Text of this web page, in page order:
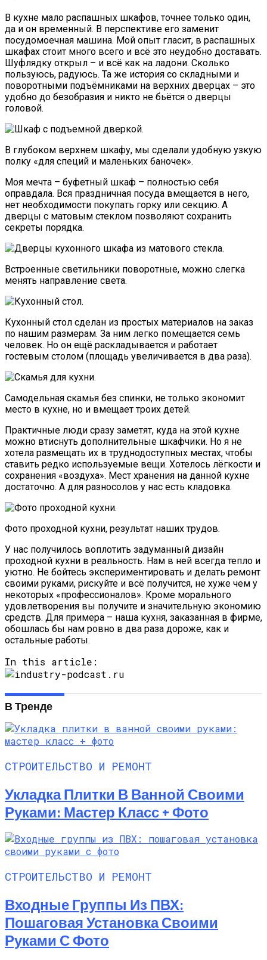
В кухне мало распашных шкафов, точнее только один,
да и он временный. В перспективе его заменит
посудомоечная машина. Мой опыт гласит, в распашных
шкафах стоит много всего и всё это неудобно доставать.
Шуфлядку открыл – и всё как на ладони. Сколько
пользуюсь, радуюсь. Та же история со складными и
поворотными подъёмниками на верхних дверцах – это
удобно до безобразия и никто не бьётся о дверцы
головой.
В глубоком верхнем шкафу, мы сделали удобную узкую
полку «для специй и маленьких баночек».
Моя мечта – буфетный шкаф – полностью себя
оправдала. Вся праздничная посуда вмещается в него,
нет необходимости покупать горку или секцию. А
дверцы с матовым стеклом позволяют сохранить
секреты порядка.
Встроенные светильники поворотные, можно слегка
менять направление света.
Кухонный стол сделан из простых материалов на заказ
по нашим размерам. За ним легко помещается семь
человек. Но он ещё раскладывается и работает
гостевым столом (площадь увеличивается в два раза).
Самодельная скамья без спинки, не только экономит
место в кухне, но и вмещает троих детей.
Практичные люди сразу заметят, куда на этой кухне
можно втиснуть дополнительные шкафчики. Но я не
хотела размещать их в труднодоступных местах, чтобы
ставить редко используемые вещи. Хотелось лёгкости и
сохранения «воздуха». Мест хранения на данной кухне
достаточно. А для разносолов у нас есть кладовка.
Фото проходной кухни, результат наших трудов.
У нас получилось воплотить задуманный дизайн
проходной кухни в реальность. Нам в ней всегда тепло и
уютно. Не бойтесь экспериментировать и делать ремонт
своими руками, рискуйте и всё получится, не хуже чем у
некоторых «профессионалов». Кроме морального
удовлетворения вы получите и значительную экономию
средств. Для примера – наша кухня, заказанная в фирме,
обошлась бы нам ровно в два раза дороже, как и
остальные работы.
In this article:
В Тренде
СТРОИТЕЛЬСТВО И РЕМОНТ
Укладка Плитки В Ванной Своими
Руками: Мастер Класс + Фото
СТРОИТЕЛЬСТВО И РЕМОНТ
Входные Группы Из ПВХ:
Пошаговая Установка Своими
Руками С Фото